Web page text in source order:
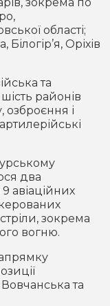
області;
Оріхів
та
районів
і
два
авіаційних
зокрема
вогню.
та